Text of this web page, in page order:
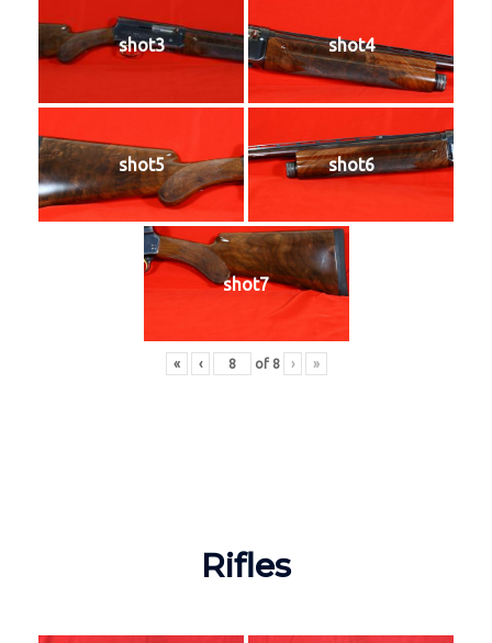
shot3 shot4
shot5 shot6
shot7
« ‹ of 8 › »
Rifles